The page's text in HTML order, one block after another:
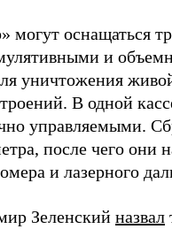
могут оснащаться
и
уничтожения
В одной
управляемыми.
после чего они
и лазерного
Зеленский назвал